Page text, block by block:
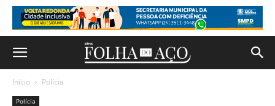
Início Polícia
Polícia